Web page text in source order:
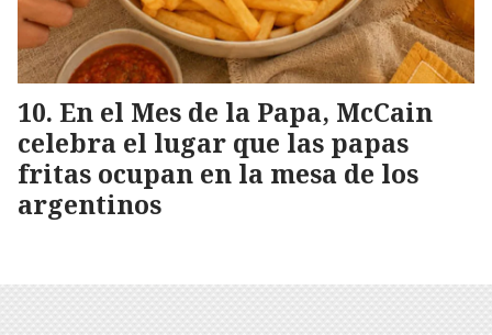
En el Mes de la Papa, McCain
celebra el lugar que las papas
fritas ocupan en la mesa de los
argentinos